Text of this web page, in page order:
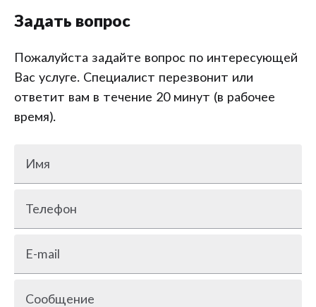
Задать вопрос
Пожалуйста задайте вопрос по интересующей
Вас услуге. Специалист перезвонит или
ответит вам в течение 20 минут (в рабочее
время).
Имя
Телефон
E-mail
Сообщение